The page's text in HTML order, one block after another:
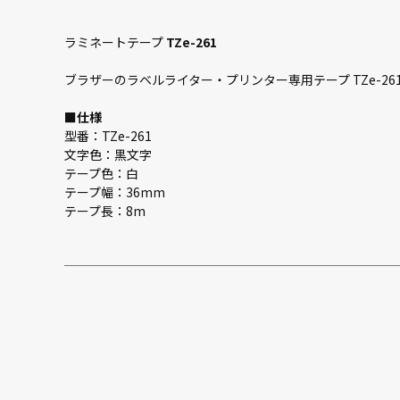
ラミネートテープ TZe-261
ブラザーのラベルライター・プリンター専用テープ TZe-
■仕様
型番：TZe-261
文字色：黒文字
テープ色：白
テープ幅：36mm
テープ長：8m